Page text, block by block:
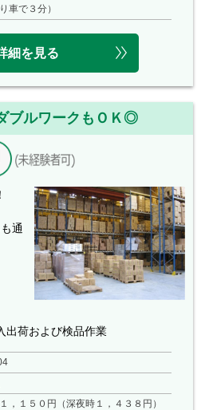
車で３分）
細を見る
ブルワークもＯＫ◎
通
出荷および検品作業
，１５０円（深夜時１，４３８円）